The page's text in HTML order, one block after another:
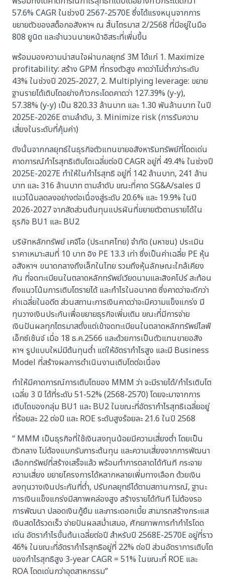
57.6% CAGR ในช่วงปี 2567-2570E ซึ่งได้แรงหนุนจากการ
ขยายตัวของสต็อกอสังหาฯ ณ สิ้นไตรมาส 2/2568 ที่มีอยู่ในมือ
808 ยูนิต และจำนวนนายหน้าอิสระที่เพี่มขึ้น
พร้อมมองความน่าสนใจผ่านกลยุทธ์ 3M ได้แก่ 1. Maximize
profitability: สร้าง GPM ที่ทรงตัวสูง คาดว่าไม่ต่ำกว่าระดับ
43% ในช่วงปี 2025-2027, 2. Multiplying leverage: ขยาย
ฐานรายได้เติบโตอย่างก้าวกระโดดคาดว่า 127.39% (y-y),
57.38% (y-y) เป็น 820.33 ล้านบาท และ 1.30 พันล้านบาท ในปี
2025E-2026E ตามลำดับ, 3. Minimize risk (การรับความ
เสี่ยงในระดับที่คุ้มค่า)
ดังนั้นจากกลยุทธ์ในธุรกิจตัวแทนขายอสังหาริมทรัพย์ที่โดดเด่น
คาดการณ์กำไรสุทธิเติบโตเฉลี่ยต่อปี CAGR อยู่ที่ 49.4% ในช่วงปี
2025E-2027E ทำให้ในกำไรสุทธิ อยู่ที่ 142 ล้านบาท, 241 ล้าน
บาท และ 316 ล้านบาท ตามลำดับ ขณะที่คาด SG&A/sales มี
แนวโน้มลดลงอย่างต่อเนื่องสู่ระดับ 20.6% และ 19.9% ในปี
2026-2027 จากสัดส่วนต้นทุนแปรผันที่ขยายตัวตามรายได้ใน
ธุรกิจ BU1 และ BU2
บริษัทหลักทรัพย์ เคจีไอ (ประเทศไทย) จำกัด (มหาชน) ประเมิน
ราคาเหมาะสมที่ 10 บาท อิง PE 13.3 เท่า ซึ่งเป็นค่าเฉลี่ย PE หุ้น
อสังหาฯ ขนาดกลางถึงเล็กในไทย รวมถึงหุ้นลักษณะใกล้เคียง
กัน ที่จดทะเบียนในตลาดหลักทรัพย์เวียดนามและสิงคโปร์ สะท้อน
ถึงแนวโน้มการเติบโตรายได้ และกำไรในอนาคต ซึ่งคาดว่าจะดีกว่า
ค่าเฉลี่ยในอดีต ส่วนสถานะการเงินคาดว่าจะมีความแข็งแกร่ง มี
ทุนวางเงินประกันเพื่อขยายธุรกิจเพิ่มเติม ขณะที่มีการจ่าย
เงินปันผลทุกไตรมาสตั้งแต่เข้าจดทะเบียนในตลาดหลักทรัพย์ไลฟ์
เอ็กซ์เช้นจ์ เมื่อ 18 ธ.ค.2566 และด้วยการเป็นตัวแทนขายอสัง
หาฯ รูปแบบใหม่มีต้นทุนต่ำ แต่ให้อัตรากำไรสูง และมี Business
Model ที่สร้างผลการดำเนินงานเติบโตต่อเนื่อง
ทำให้มีคาดการณ์การเติบโตของ MMM ว่า จะมีรายได้/กำไรเติบโต
เฉลี่ย 3 ปี ได้ที่ระดับ 51-52% (2568-2570) โดยจะมาจากการ
เติบโตของกลุ่ม BU1 และ BU2 ในขณะที่อัตรากำไรสุทธิเฉลี่ยอยู่
ที่ร้อยละ 22 ต่อปี และ ROE ระดับสูงร้อยละ 21.6 ในปี 2568
“ MMM เป็นธุรกิจที่ใช้เงินลงทุนน้อยมีความเสี่ยงต่ำ โดยเป็น
ตัวกลาง ไม่ต้องแบกรับภาระต้นทุน และความเสี่ยงจากการพัฒนา
เลือกทรัพย์ที่สร้างเสร็จแล้ว พร้อมทำการตลาดได้ทันที กระจาย
ความเสี่ยง ขยายโครงการได้หลากหลายเพิ่มทางเลือก ด้วยเงิน
ลงทุนวางเงินประกันที่ต่ำ, ปรับกลยุทธ์ได้ตามสถานการณ์, ฐานะ
การเงินแข็งแกร่งมีสภาพคล่องสูง สร้างรายได้ทันที ไม่ต้องรอ
การพัฒนา ปลอดเงินกู้ยืม และภาระดอกเบี้ย สามารถสร้างกระแส
เงินสดได้รวดเร็ว จ่ายปันผลสม่ำเสมอ, ศักยภาพการทำกำไรโดด
เด่น อัตรากำไรขั้นต้นเฉลี่ยต่อปี สำหรับปี 2568E-2570E อยู่ที่ราว
46% ในขณะที่อัตรากำไรสุทธิอยู่ที่ 22% ต่อปี ส่วนอัตราการเติบโต
ของกำไรสุทธิสูง 3-year CAGR = 51% ในขณะที่ ROE และ
ROA โดดเด่นกว่าอุตสาหกรรม”